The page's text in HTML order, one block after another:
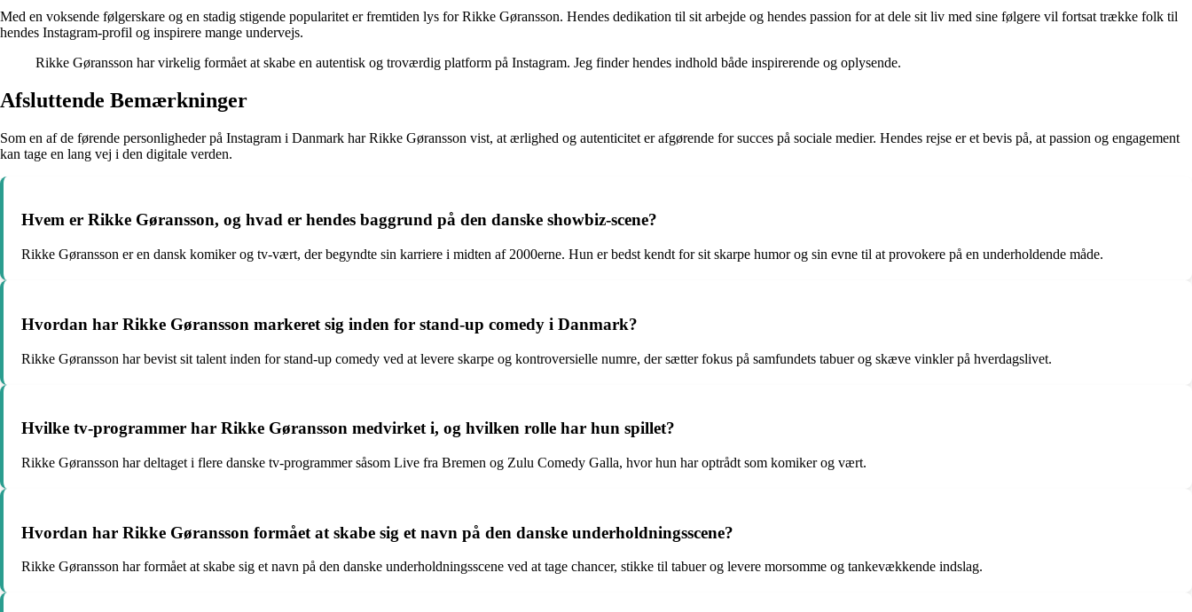
Med en voksende følgerskare og en stadig stigende popularitet er fremtiden lys for Rikke Gøransson. Hendes dedikation til sit arbejde og hendes passion for at dele sit liv med sine følgere vil fortsat trække folk til
hendes Instagram-profil og inspirere mange undervejs.
Rikke Gøransson har virkelig formået at skabe en autentisk og troværdig platform på Instagram. Jeg finder hendes indhold både inspirerende og oplysende.
Afsluttende Bemærkninger
Som en af de førende personligheder på Instagram i Danmark har Rikke Gøransson vist, at ærlighed og autenticitet er afgørende for succes på sociale medier. Hendes rejse er et bevis på, at passion og engagement
kan tage en lang vej i den digitale verden.
Hvem er Rikke Gøransson, og hvad er hendes baggrund på den danske showbiz-scene?
Rikke Gøransson er en dansk komiker og tv-vært, der begyndte sin karriere i midten af 2000erne. Hun er bedst kendt for sit skarpe humor og sin evne til at provokere på en underholdende måde.
Hvordan har Rikke Gøransson markeret sig inden for stand-up comedy i Danmark?
Rikke Gøransson har bevist sit talent inden for stand-up comedy ved at levere skarpe og kontroversielle numre, der sætter fokus på samfundets tabuer og skæve vinkler på hverdagslivet.
Hvilke tv-programmer har Rikke Gøransson medvirket i, og hvilken rolle har hun spillet?
Rikke Gøransson har deltaget i flere danske tv-programmer såsom Live fra Bremen og Zulu Comedy Galla, hvor hun har optrådt som komiker og vært.
Hvordan har Rikke Gøransson formået at skabe sig et navn på den danske underholdningsscene?
Rikke Gøransson har formået at skabe sig et navn på den danske underholdningsscene ved at tage chancer, stikke til tabuer og levere morsomme og tankevækkende indslag.